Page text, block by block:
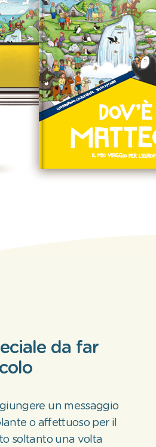
da far
un messaggio
o affettuoso per il
soltanto una volta